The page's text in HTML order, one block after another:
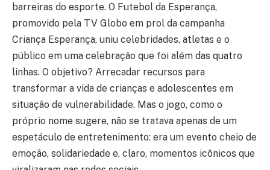
barreiras do esporte. O Futebol da Esperança,
promovido pela TV Globo em prol da campanha
Criança Esperança, uniu celebridades, atletas e o
público em uma celebração que foi além das quatro
linhas. O objetivo? Arrecadar recursos para
transformar a vida de crianças e adolescentes em
situação de vulnerabilidade. Mas o jogo, como o
próprio nome sugere, não se tratava apenas de um
espetáculo de entretenimento: era um evento cheio de
emoção, solidariedade e, claro, momentos icônicos que